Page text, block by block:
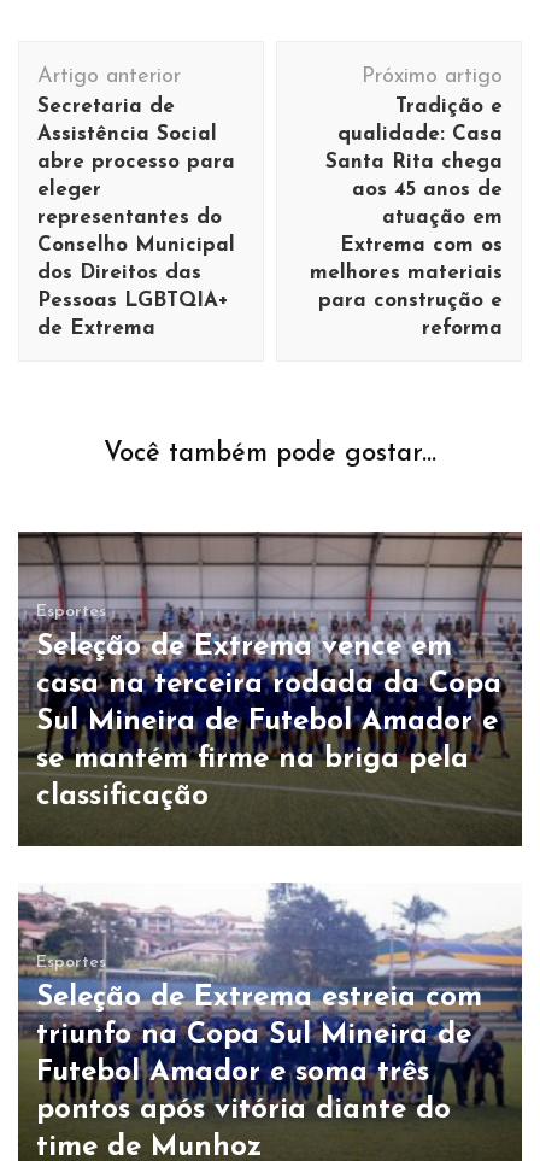
Navegação
de
post
Artigo anterior
Secretaria de
Assistência Social
abre processo para
eleger
representantes do
Conselho Municipal
dos Direitos das
Pessoas LGBTQIA+
de Extrema
Próximo artigo
Tradição e
qualidade: Casa
Santa Rita chega
aos 45 anos de
atuação em
Extrema com os
melhores materiais
para construção e
reforma
Você também pode gostar...
Esportes
Atleta Ricardo Brandão
conquista o título do
Campeonato Sul-Americano de
bicampeão da disputa
Esportes
Seleção de Extrema vence em
casa na terceira rodada da Copa
Sul Mineira de Futebol Amador e
se mantém firme na briga pela
classificação
Esportes
Seleção de Extrema estreia com
triunfo na Copa Sul Mineira de
Futebol Amador e soma três
pontos após vitória diante do
time de Munhoz